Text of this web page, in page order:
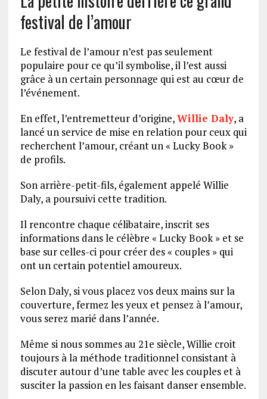
festival de l’amour
Le festival de l’amour n’est pas seulement
populaire pour ce qu’il symbolise, il l’est aussi
grâce à un certain personnage qui est au cœur de
l’événement.
En effet, l’entremetteur d’origine,Willie Daly, a
lancé un service de mise en relation pour ceux qui
recherchent l’amour, créant un « Lucky Book »
de profils.
Son arrière-petit-fils, également appelé Willie
Daly, a poursuivi cette tradition.
Il rencontre chaque célibataire, inscrit ses
informations dans le célèbre « Lucky Book » et se
base sur celles-ci pour créer des « couples » qui
ont un certain potentiel amoureux.
Selon Daly, si vous placez vos deux mains sur la
couverture, fermez les yeux et pensez à l’amour,
vous serez marié dans l’année.
Même si nous sommes au 21e siècle, Willie croit
toujours à la méthode traditionnel consistant à
discuter autour d’une table avec les couples et à
susciter la passion en les faisant danser ensemble.